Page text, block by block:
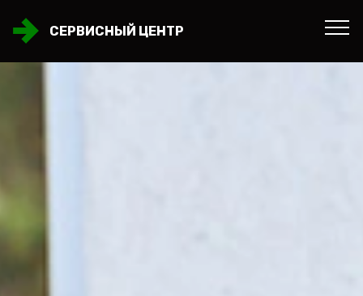
СЕРВИСНЫЙ ЦЕНТР